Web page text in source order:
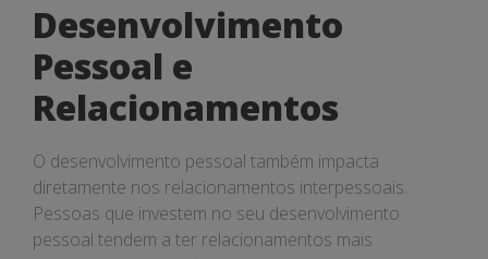
Desenvolvimento
Pessoal e
Relacionamentos
O desenvolvimento pessoal também impacta
diretamente nos relacionamentos interpessoais.
Pessoas que investem no seu desenvolvimento
pessoal tendem a ter relacionamentos mais